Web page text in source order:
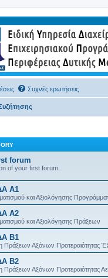
Συχνές ερωτήσεις
forum
of your first forum.
Α1
και Αξιολόγησης
Α2
και Αξιολόγησης Πράξεων
Β1
Πράξεων Αξόνων Προτεραιότητας
Β2
Πράξεων Αξόνων Προτεραιότητας